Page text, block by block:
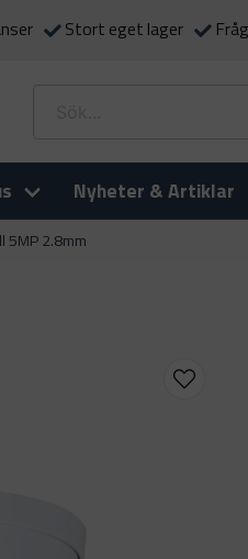
Stort eget lager
Nyheter & Artiklar
5MP 2.8mm